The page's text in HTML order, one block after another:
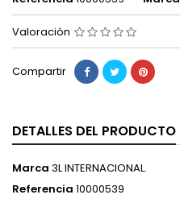
Valoración
Compartir
DETALLES DEL PRODUCTO
Marca 3L INTERNACIONAL.
Referencia 10000539